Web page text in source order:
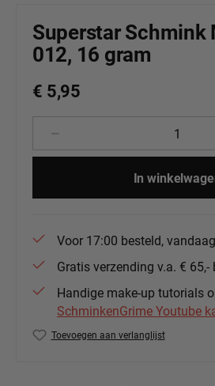
Superstar Schmink
012, 16 gram
€ 5,95
In
Voor 17:00 besteld,
Gratis verzending v.a. € 65,-
Handige make-up tutorials
SchminkenGrime Youtube
Toevoegen aan verlanglijst